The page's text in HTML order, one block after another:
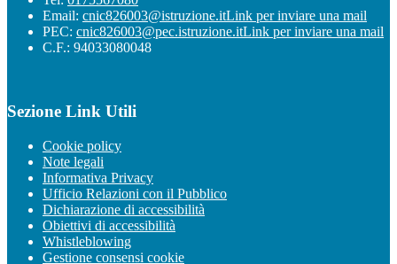
Email: cnic826003@istruzione.itLink per inviare una mail
PEC: cnic826003@pec.istruzione.itLink per inviare una mail
C.F.: 94033080048
Sezione Link Utili
Cookie policy
Note legali
Informativa Privacy
Ufficio Relazioni con il Pubblico
Dichiarazione di accessibilità
Obiettivi di accessibilità
Whistleblowing
Gestione consensi cookie